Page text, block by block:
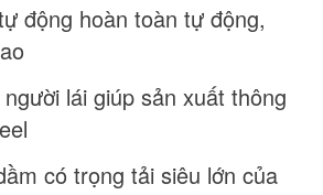
động hoàn toàn tự động,
lái giúp sản xuất thông
có trọng tải siêu lớn của